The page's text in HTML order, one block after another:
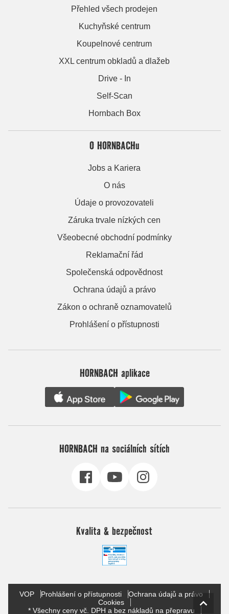
Přehled všech prodejen
Kuchyňské centrum
Koupelnové centrum
XXL centrum obkladů a dlažeb
Drive - In
Self-Scan
Hornbach Box
O HORNBACHu
Jobs a Kariera
O nás
Údaje o provozovateli
Záruka trvale nízkých cen
Všeobecné obchodní podmínky
Reklamační řád
Společenská odpovědnost
Ochrana údajů a právo
Zákon o ochraně oznamovatelů
Prohlášení o přístupnosti
HORNBACH aplikace
HORNBACH na sociálních sítích
Kvalita & bezpečnost
VOP Prohlášení o přístupnosti
Ochrana údajů a právo
Cookies
* Všechny ceny vč. DPH a bez nákladů na přepravu